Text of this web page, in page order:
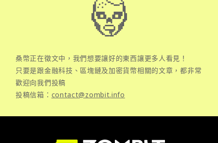
桑幣正在徵文中，我們想要讓好的東西讓更多人看見！
只要是跟金融科技、區塊鏈及加密貨幣相關的文章，都非常
歡迎向我們投稿
投稿信箱： contact@zombit.info